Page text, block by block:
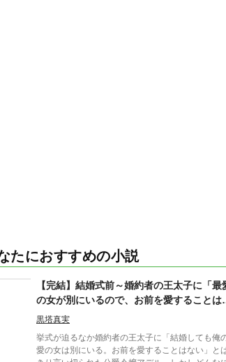
たにおすすめの小説
【完結】結婚式前～婚約者の王太子に「最
の女が別にいるので、お前を愛することは
い」と言われました～
黒塔真実
挙式が迫るなか婚約者の王太子に「結婚しても俺
愛の女は別にいる。お前を愛することはない」と